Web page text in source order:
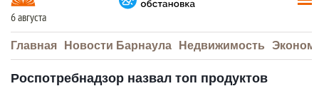
6 августа
Главная Новости Барнаула Недвижимость
Роспотребнадзор назвал топ продуктов